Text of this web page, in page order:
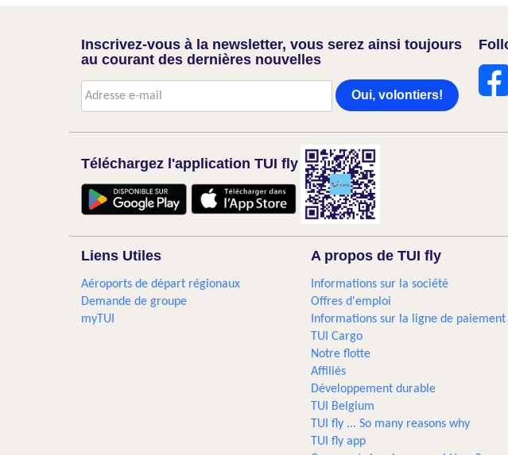
Inscrivez-vous à la newsletter, vous serez ainsi toujours
au courant des dernières nouvelles
Oui, volontiers!
Téléchargez l'application TUI fly
Liens Utiles
Aéroports de départ régionaux
Demande de groupe
myTUI
A propos de TUI fly
Informations sur la société
Offres d'emploi
Informations sur la ligne de paiement
TUI Cargo
Notre flotte
Affiliés
Développement durable
TUI Belgium
TUI fly ... So many reasons why
TUI fly app